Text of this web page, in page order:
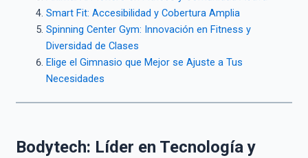
Smart Fit: Accesibilidad y Cobertura Amplia
Spinning Center Gym: Innovación en Fitness y
Diversidad de Clases
Elige el Gimnasio que Mejor se Ajuste a Tus
Necesidades
Bodytech: Líder en Tecnología y